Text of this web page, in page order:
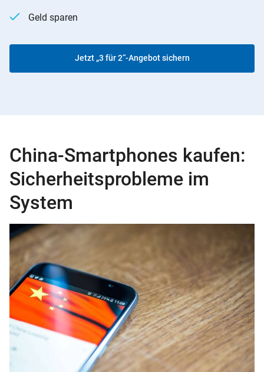
Geld sparen
Jetzt „3 für 2“-Angebot sichern
China-Smartphones kaufen:
Sicherheitsprobleme im
System